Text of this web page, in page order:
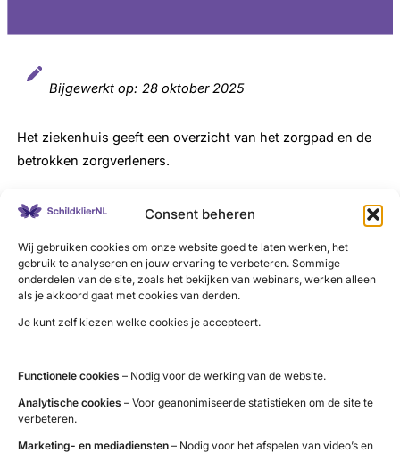
Consent beheren
Wij gebruiken cookies om onze website goed te laten werken, het
gebruik te analyseren en jouw ervaring te verbeteren. Sommige
onderdelen van de site, zoals het bekijken van webinars, werken alleen
als je akkoord gaat met cookies van derden.
Je kunt zelf kiezen welke cookies je accepteert.
Functionele cookies – Nodig voor de werking van de website.
Analytische cookies – Voor geanonimiseerde statistieken om de site te
verbeteren.
Marketing- en mediadiensten – Nodig voor het afspelen van video’s en
Bijgewerkt op: 28 oktober 2025
Het ziekenhuis geeft een overzicht van het zorgpad en de
betrokken zorgverleners.
LinkedIn
X YouTube
Instagram
Facebook
Administratie (9 tot 12 uur)
tel. 085 – 489 12 36
info@schildklier.nl